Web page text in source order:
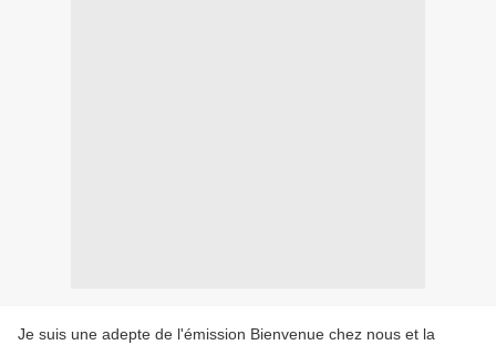
Je suis une adepte de l'émission Bienvenue chez nous et la